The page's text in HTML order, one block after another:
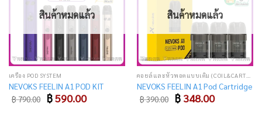
สินค้าหมดแล้ว
เครื่อง POD SYSTEM
NEVOKS FEELIN A1 POD KIT
฿790.00 Original
price
฿590.00Current
price
สินค้าหมดแล้ว
NEVOKS FEELIN A1 Pod Cartridge
฿390.00 Original
price
฿ 348.00Current
price